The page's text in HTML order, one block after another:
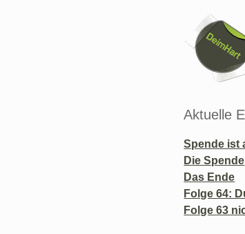
Seitenleiste
Aktuelle
Spende ist
Die Spende
Das Ende
Folge 64:
Folge 63